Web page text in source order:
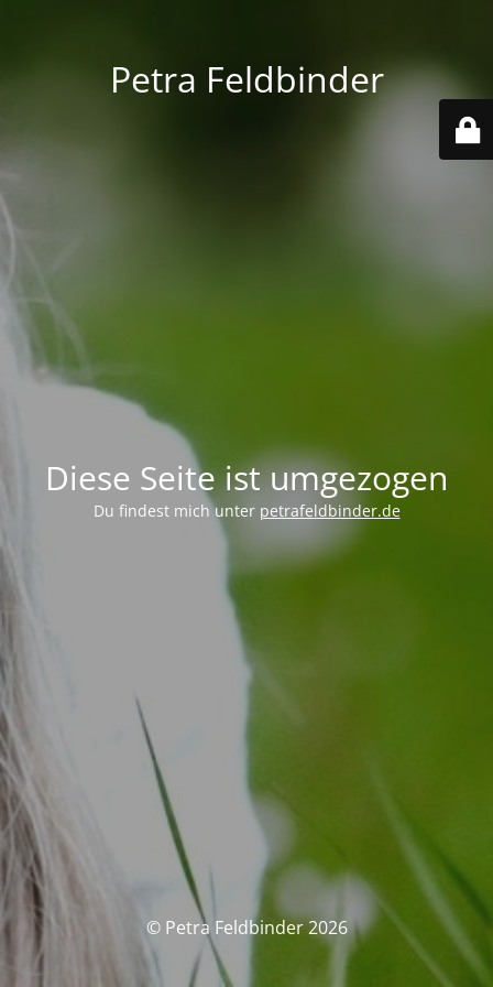
Petra Feldbinder
Diese Seite ist umgezogen
Du findest mich unter petrafeldbinder.de
© Petra Feldbinder 2026